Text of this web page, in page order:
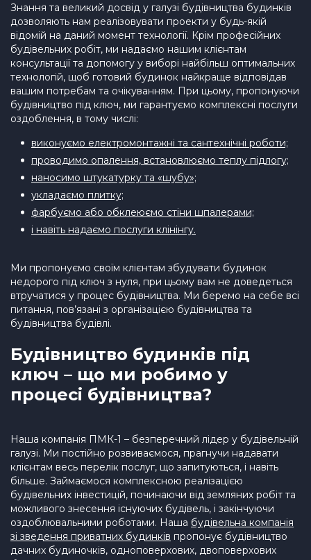
Знання та великий досвід у галузі будівництва будинків
дозволяють нам реалізовувати проекти у будь-якій
відомій на даний момент технології. Крім професійних
будівельних робіт, ми надаємо нашим клієнтам
консультації та допомогу у виборі найбільш оптимальних
технологій, щоб готовий будинок найкраще відповідав
вашим потребам та очікуванням. При цьому, пропонуючи
будівництво під ключ, ми гарантуємо комплексні послуги
оздоблення, в тому числі:
виконуємо електромонтажні та сантехнічні роботи;
проводимо опалення, встановлюємо теплу підлогу;
наносимо штукатурку та «шубу»;
укладаємо плитку;
фарбуємо або обклеюємо стіни шпалерами;
і навіть надаємо послуги клінінгу.
Ми пропонуємо своїм клієнтам збудувати будинок
недорого під ключ з нуля, при цьому вам не доведеться
втручатися у процес будівництва. Ми беремо на себе всі
питання, пов’язані з організацією будівництва та
будівництва будівлі.
Будівництво будинків під
ключ – що ми робимо у
процесі будівництва?
Наша компанія ПМК-1 – безперечний лідер у будівельній
галузі. Ми постійно розвиваємося, прагнучи надавати
клієнтам весь перелік послуг, що запитуються, і навіть
більше. Займаємося комплексною реалізацією
будівельних інвестицій, починаючи від земляних робіт та
можливого знесення існуючих будівель, і закінчуючи
оздоблювальними роботами. Наша будівельна компанія
зі зведення приватних будинків пропонує будівництво
дачних будиночків, одноповерхових, двоповерхових